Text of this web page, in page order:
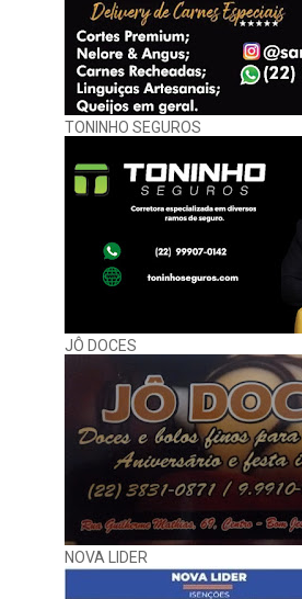
TONINHO SEGUROS
JÔ DOCES
NOVA LIDER